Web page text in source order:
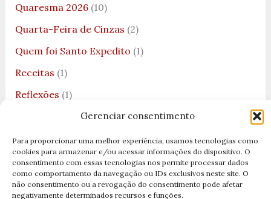
Gerenciar consentimento
Para proporcionar uma melhor experiência, usamos tecnologias como
cookies para armazenar e/ou acessar informações do dispositivo. O
consentimento com essas tecnologias nos permite processar dados
como comportamento da navegação ou IDs exclusivos neste site. O
não consentimento ou a revogação do consentimento pode afetar
negativamente determinados recursos e funções.
Quaresma 2026(10)
Quarta-Feira de Cinzas (2)
Quem foi Santo Expedito (1)
Receitas (1)
Reflexões (1)
Rei Salomão(1)
Reis Magos(2)
Ressureição(1)